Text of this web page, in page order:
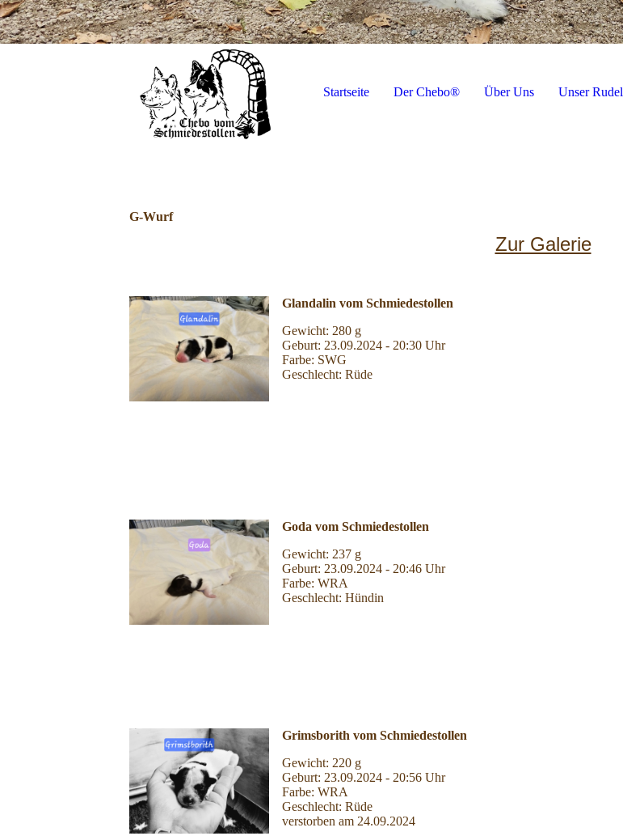
Startseite Der Chebo® Über Uns Unser Rudel
G-Wurf
Zur Galerie
Glandalin vom Schmiedestollen
Gewicht: 280 g
Geburt: 23.09.2024 - 20:30 Uhr
Farbe: SWG
Geschlecht: Rüde
Goda vom Schmiedestollen
Gewicht: 237 g
Geburt: 23.09.2024 - 20:46 Uhr
Farbe: WRA
Geschlecht: Hündin
Grimsborith vom Schmiedestollen
Gewicht: 220 g
Geburt: 23.09.2024 - 20:56 Uhr
Farbe: WRA
Geschlecht: Rüde
verstorben am 24.09.2024